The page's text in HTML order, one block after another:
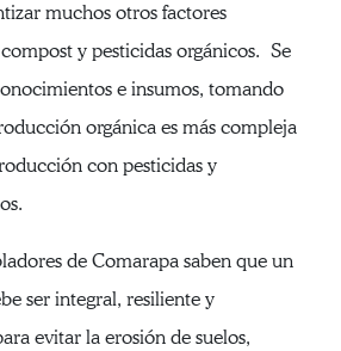
muchos otros factores
y pesticidas orgánicos. Se
e insumos, tomando
orgánica es más compleja
con pesticidas y
de Comarapa saben que un
ser integral, resiliente y
evitar la erosión de suelos,